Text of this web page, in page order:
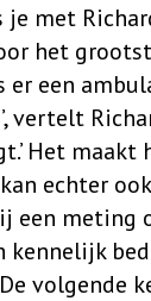
met
het
er een
vertelt
Het
echter
een meting
kennelijk
volgende